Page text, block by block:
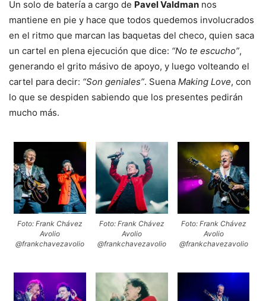
Un solo de batería a cargo de Pavel Valdman nos
mantiene en pie y hace que todos quedemos involucrados
en el ritmo que marcan las baquetas del checo, quien saca
un cartel en plena ejecución que dice: “No te escucho”,
generando el grito másivo de apoyo, y luego volteando el
cartel para decir: “Son geniales”. Suena Making Love, con
lo que se despiden sabiendo que los presentes pedirán
mucho más.
Foto: Frank Chávez
Avolio
@frankchavezavolio
Foto: Frank Chávez
Avolio
@frankchavezavolio
Foto: Frank Chávez
Avolio
@frankchavezavolio